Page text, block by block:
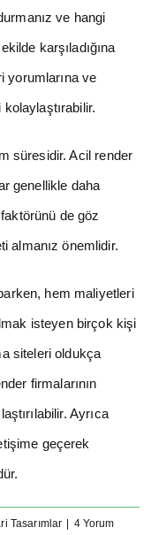
ve hangi
karşıladığına
yorumlarına ve
süresidir. Acil render
genellikle daha
de göz
almanız önemlidir.
hem maliyetleri
isteyen birçok kişi
siteleri oldukça
firmalarının
Ayrıca
geçerek
Tasarımlar | 4 Yorum